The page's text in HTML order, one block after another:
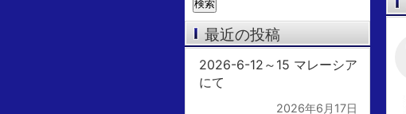
索:
最近の投稿
2026-6-12～15 マレーシア
にて
2026年6月17日